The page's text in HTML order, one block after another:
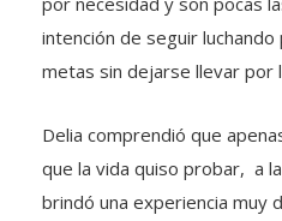
intención de seguir
metas sin dejarse llevar por
Delia comprendió que
que la vida quiso probar, a
brindó una experiencia muy